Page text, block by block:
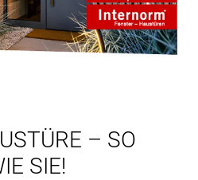
– SO
SIE!